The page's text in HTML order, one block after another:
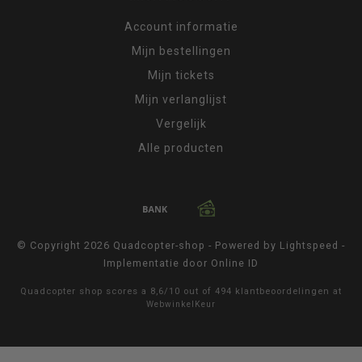
Account informatie
Mijn bestellingen
Mijn tickets
Mijn verlanglijst
Vergelijk
Alle producten
© Copyright 2026 Quadcopter-shop - Powered by Lightspeed -
Implementatie door Online ID
Quadcopter shop scores a 8,6/ 10 out of 494 klantbeoordelingen at
WebwinkelKeur